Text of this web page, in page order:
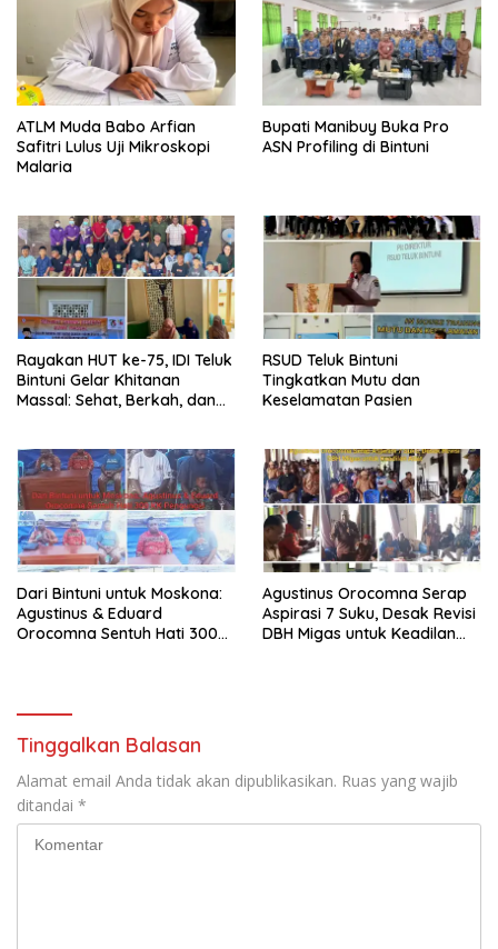
ATLM Muda Babo Arfian
Safitri Lulus Uji Mikroskopi
Malaria
Bupati Manibuy Buka Pro
ASN Profiling di Bintuni
Rayakan HUT ke-75, IDI Teluk
Bintuni Gelar Khitanan
Massal: Sehat, Berkah, dan
RSUD Teluk Bintuni
Tingkatkan Mutu dan
Keselamatan Pasien
Dari Bintuni untuk Moskona:
Agustinus & Eduard
Orocomna Sentuh Hati 300
Agustinus Orocomna Serap
Aspirasi 7 Suku, Desak Revisi
DBH Migas untuk Keadilan
Tinggalkan Balasan
Alamat email Anda tidak akan dipublikasikan. Ruas yang wajib
ditandai *